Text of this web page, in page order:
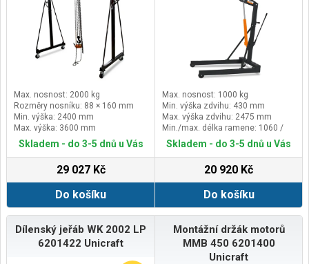
Max. nosnost: 2000 kg
Rozměry nosníku: 88 × 160 mm
Min. výška: 2400 mm
Max. výška: 3600 mm
Skladem - do 3-5 dnů u Vás
29 027 Kč
Do košíku
Max. nosnost: 1000 kg
Min. výška zdvihu: 430 mm
Max. výška zdvihu: 2475 mm
Min./max. délka ramene: 1060 /
1160 / 1260 / 1360 mm
Skladem - do 3-5 dnů u Vás
20 920 Kč
Do košíku
Dílenský jeřáb WK 2002 LP
6201422 Unicraft
Montážní držák motorů
MMB 450 6201400
Unicraft